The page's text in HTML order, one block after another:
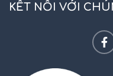
KẾT NỐI VỚI